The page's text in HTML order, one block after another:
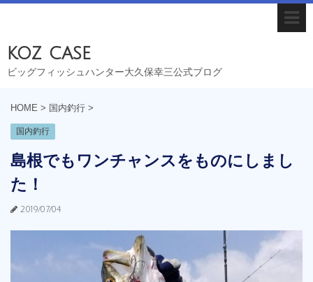
koz case
ビッグフィッシュハンター大久保幸三公式ブログ
HOME > 国内釣行 >
国内釣行
島根でもワンチャンスをものにしまし
た！
2019/07/04